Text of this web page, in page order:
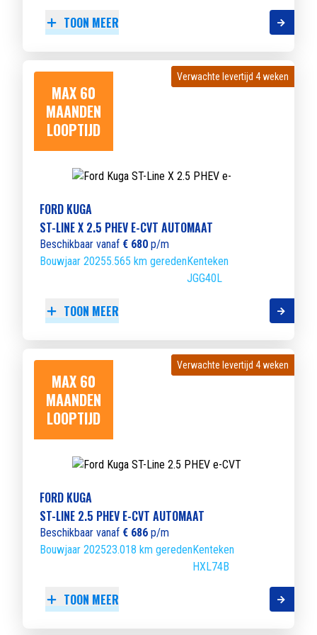
TOON MEER
MAX 60
MAANDEN
LOOPTIJD
Verwachte levertijd 4 weken
Verwachte levertijd 4 weken
FORD KUGA
ST-LINE X 2.5 PHEV E-CVT AUTOMAAT
Beschikbaar vanaf € 680 p/m
Bouwjaar 20255.565 km geredenKenteken
JGG40L
TOON MEER
MAX 60
MAANDEN
LOOPTIJD
Verwachte levertijd 4 weken
Verwachte levertijd 4 weken
FORD KUGA
ST-LINE 2.5 PHEV E-CVT AUTOMAAT
Beschikbaar vanaf € 686 p/m
Bouwjaar 202523.018 km geredenKenteken
HXL74B
TOON MEER